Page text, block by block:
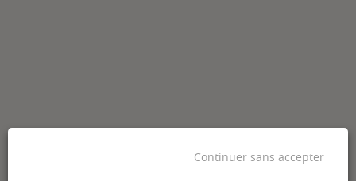
Continuer sans accepter